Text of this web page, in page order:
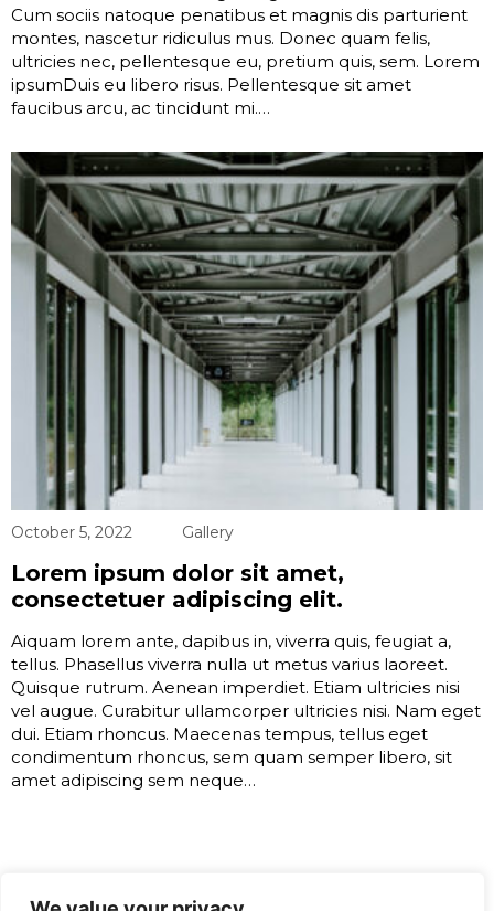
Cum sociis natoque penatibus et magnis dis parturient
montes, nascetur ridiculus mus. Donec quam felis,
ultricies nec, pellentesque eu, pretium quis, sem. Lorem
ipsumDuis eu libero risus. Pellentesque sit amet
faucibus arcu, ac tincidunt mi.…
October 5, 2022 Gallery
Lorem ipsum dolor sit amet,
consectetuer adipiscing elit.
Aiquam lorem ante, dapibus in, viverra quis, feugiat a,
tellus. Phasellus viverra nulla ut metus varius laoreet.
Quisque rutrum. Aenean imperdiet. Etiam ultricies nisi
vel augue. Curabitur ullamcorper ultricies nisi. Nam eget
dui. Etiam rhoncus. Maecenas tempus, tellus eget
condimentum rhoncus, sem quam semper libero, sit
amet adipiscing sem neque…
GET IN TOUCH WITH US